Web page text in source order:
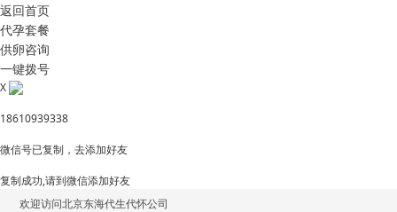
返回首页
代孕套餐
供卵咨询
一键拨号
X
18610939338
微信号已复制，去添加好友
复制成功,请到微信添加好友
欢迎访问北京东海代生代怀公司